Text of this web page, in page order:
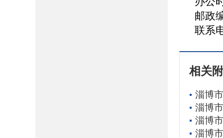
邮政
联系
相关
淄博
淄博
淄博
淄博